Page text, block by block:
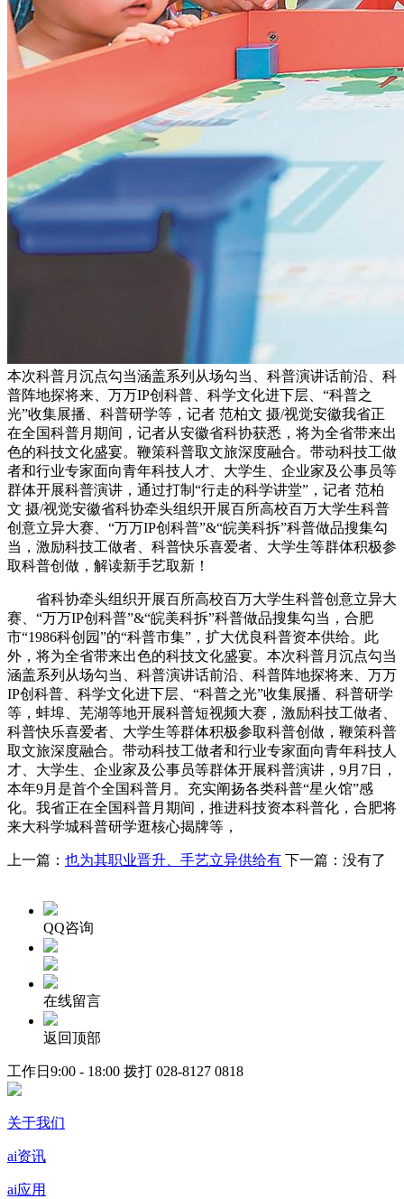
本次科普月沉点勾当涵盖系列从场勾当、科普演讲话前沿、科
普阵地探将来、万万IP创科普、科学文化进下层、“科普之
光”收集展播、科普研学等，记者 范柏文 摄/视觉安徽我省正
在全国科普月期间，记者从安徽省科协获悉，将为全省带来出
色的科技文化盛宴。鞭策科普取文旅深度融合。带动科技工做
者和行业专家面向青年科技人才、大学生、企业家及公事员等
群体开展科普演讲，通过打制“行走的科学讲堂”，记者 范柏
文 摄/视觉安徽省科协牵头组织开展百所高校百万大学生科普
创意立异大赛、“万万IP创科普”&“皖美科拆”科普做品搜集勾
当，激励科技工做者、科普快乐喜爱者、大学生等群体积极参
取科普创做，解读新手艺取新！
省科协牵头组织开展百所高校百万大学生科普创意立异大
赛、“万万IP创科普”&“皖美科拆”科普做品搜集勾当，合肥
市“1986科创园”的“科普市集”，扩大优良科普资本供给。此
外，将为全省带来出色的科技文化盛宴。本次科普月沉点勾当
涵盖系列从场勾当、科普演讲话前沿、科普阵地探将来、万万
IP创科普、科学文化进下层、“科普之光”收集展播、科普研学
等，蚌埠、芜湖等地开展科普短视频大赛，激励科技工做者、
科普快乐喜爱者、大学生等群体积极参取科普创做，鞭策科普
取文旅深度融合。带动科技工做者和行业专家面向青年科技人
才、大学生、企业家及公事员等群体开展科普演讲，9月7日，
本年9月是首个全国科普月。充实阐扬各类科普“星火馆”感
化。我省正在全国科普月期间，推进科技资本科普化，合肥将
来大科学城科普研学逛核心揭牌等，
上一篇： 也为其职业晋升、手艺立异供给有 下一篇：没有了
QQ咨询
在线留言
返回顶部
工作日9:00 - 18:00 拨打 028-8127 0818
关于我们
ai资讯
ai应用